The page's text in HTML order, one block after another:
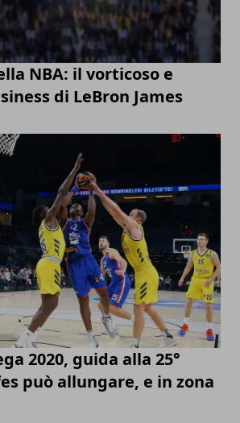
NBA: il vorticoso e
di LeBron James
2020, guida alla 25°
può allungare, e in zona